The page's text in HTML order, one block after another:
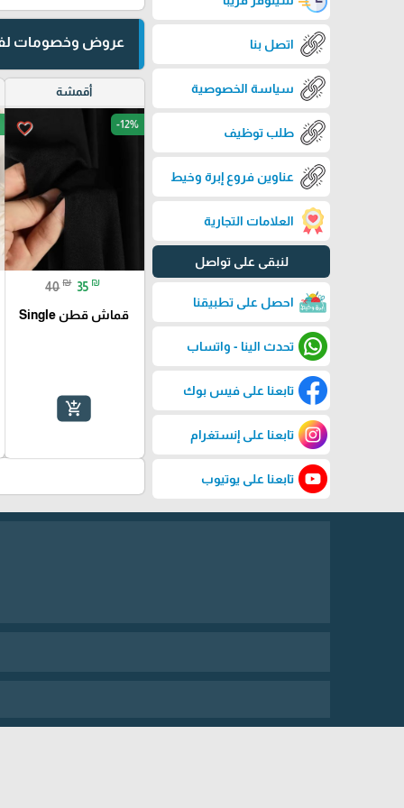
اتصل بنا
سياسة الخصوصية
طلب توظيف
عناوين فروع إبرة وخيط
العلامات التجارية
لنبقى على تواصل
احصل على تطبيقنا
تحدث الينا - واتساب
تابعنا على فيس بوك
تابعنا على إنستغرام
تابعنا على يوتيوب
عروض وخصومات
أقمشة
favorite_border -12%
40 ₪ 35 ₪
قماش قطن Single
add_shopping_cart